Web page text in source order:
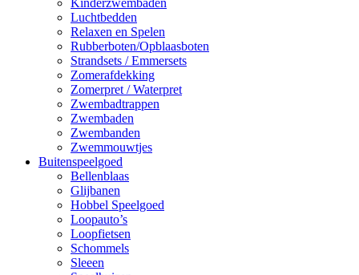
Luchtbedden
Relaxen en Spelen
Rubberboten/Opblaasboten
Strandsets / Emmersets
Zomerafdekking
Zomerpret / Waterpret
Zwembadtrappen
Zwembaden
Zwembanden
Zwemmouwtjes
Buitenspeelgoed
Bellenblaas
Glijbanen
Hobbel Speelgoed
Loopauto’s
Loopfietsen
Schommels
Sleeen